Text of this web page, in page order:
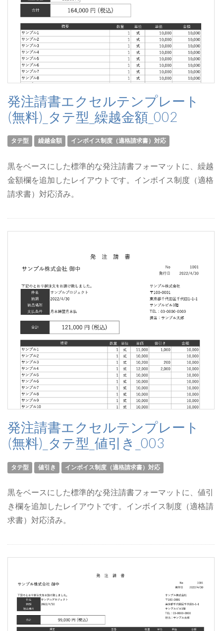
発注請書エクセルテンプレート
(無料)_タテ型_繰越金額_002
タテ型 繰越金額 インボイス制度（適格請求書）対応
黒をベースにした標準的な発注請書フォーマットに、繰越
金額欄を追加したレイアウトです。インボイス制度（適格
請求書）対応済み。
発注請書エクセルテンプレート
(無料)_タテ型_値引き_003
タテ型 値引き インボイス制度（適格請求書）対応
黒をベースにした標準的な発注請書フォーマットに、値引
き欄を追加したレイアウトです。インボイス制度（適格請
求書）対応済み。